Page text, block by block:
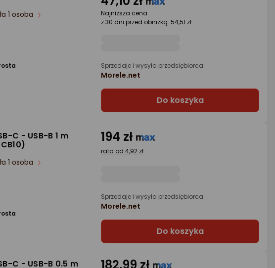
1 osoba
Najniższa cena
z 30 dni przed obniżką: 54,51 zł
Sprzedaje i wysyła przedsiębiorca:
Morele.net
Do koszyka
C - USB-B 1 m
1 osoba
194 zł
rata od 4,92 zł
Sprzedaje i wysyła przedsiębiorca:
Morele.net
Do koszyka
C - USB-B 0.5 m